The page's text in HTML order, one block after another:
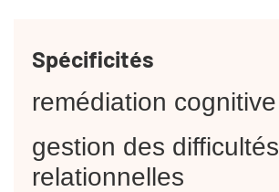
Spécificités
remédiation cognitive
gestion des difficultés
relationnelles